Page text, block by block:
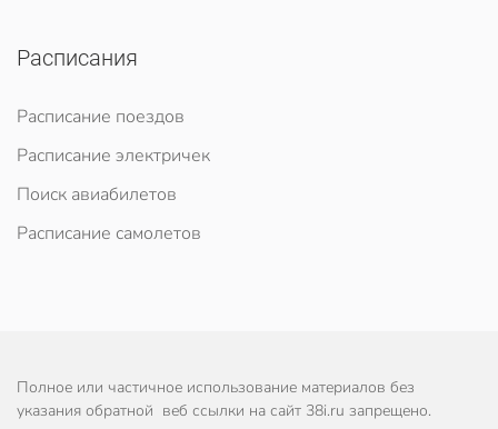
Расписания
Расписание поездов
Расписание электричек
Поиск авиабилетов
Расписание самолетов
Полное или частичное использование материалов без
указания обратной веб ссылки на сайт 38i.ru запрещено.